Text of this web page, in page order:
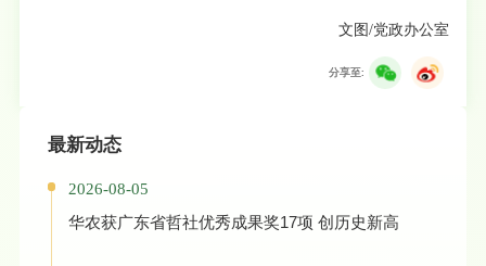
文图/党政办公室
分享至:
最新动态
2026-08-05
华农获广东省哲社优秀成果奖17项 创历史新高